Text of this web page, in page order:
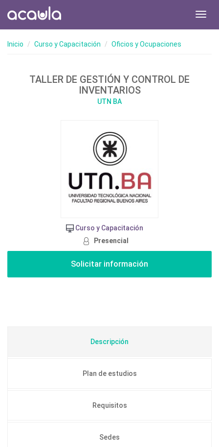
Inicio Curso y Capacitación Oficios y Ocupaciones
TALLER DE GESTIÓN Y CONTROL DE
INVENTARIOS
UTN BA
Curso y Capacitación
Presencial
Descripción
Plan de estudios
Requisitos
Sedes